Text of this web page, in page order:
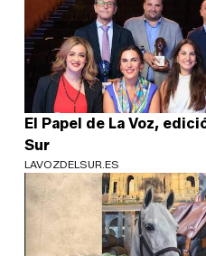
El Papel de La Voz,
Sur
LAVOZDELSUR.ES